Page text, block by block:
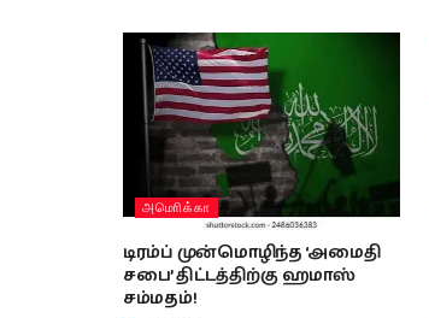
அமொிக்கா
டிரம்ப் முன்மொழிந்த ‘அமைதி
சபை’ திட்டத்திற்கு ஹமாஸ்
சம்மதம்!